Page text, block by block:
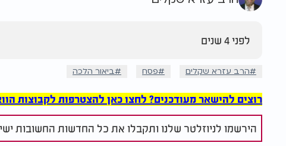
לפני 4 שנים
הרב עזרא שקלים פסח ביאור הלכה
רוצים להישאר מעודכנים? לחצו כאן להצטרפות לקבוצות
הירשמו לניוזלטר שלנו ותקבלו את כל החדשות החשובות